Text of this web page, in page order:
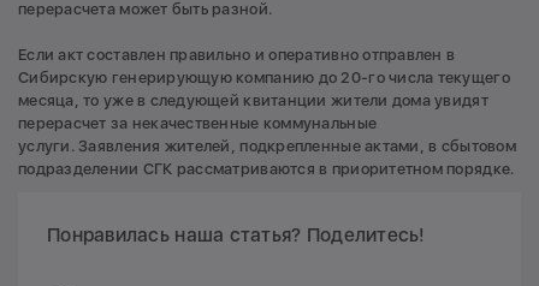
перерасчета может быть разной.
Если акт составлен правильно и оперативно отправлен в
Сибирскую генерирующую компанию до 20-го числа текущего
месяца, то уже в следующей квитанции жители дома увидят
перерасчет за некачественные коммунальные
услуги. Заявления жителей, подкрепленные актами, в сбытовом
подразделении СГК рассматриваются в приоритетном порядке.
Понравилась наша статья? Поделитесь!